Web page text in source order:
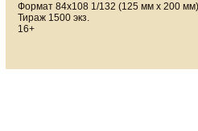
Формат 84х108 1/132 (125 мм х 200 мм)
Тираж 1500 экз.
16+